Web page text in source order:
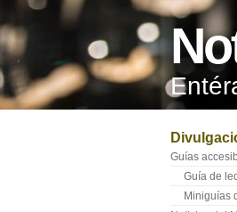
Guías
Guía de
Miniguías